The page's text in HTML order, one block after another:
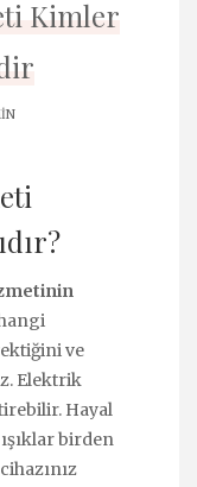
Kimler
ve
Elektrik
Hayal
birden